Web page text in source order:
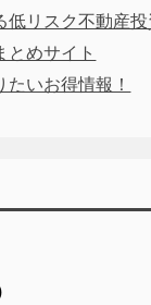
低リスク不動産
とめサイト
たいお得情報！